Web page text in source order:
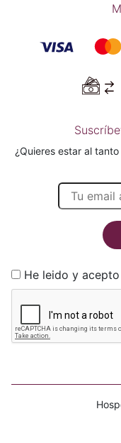
¿Quieres estar al